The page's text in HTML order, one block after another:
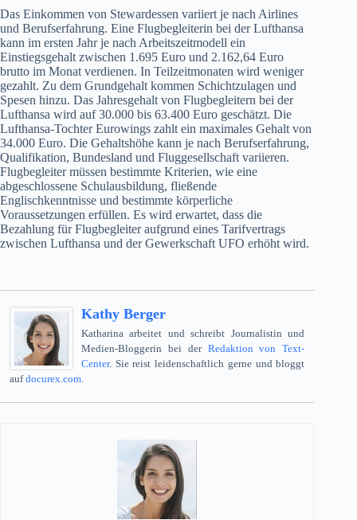
Das Einkommen von Stewardessen variiert je nach Airlines
und Berufserfahrung. Eine Flugbegleiterin bei der Lufthansa
kann im ersten Jahr je nach Arbeitszeitmodell ein
Einstiegsgehalt zwischen 1.695 Euro und 2.162,64 Euro
brutto im Monat verdienen. In Teilzeitmonaten wird weniger
gezahlt. Zu dem Grundgehalt kommen Schichtzulagen und
Spesen hinzu. Das Jahresgehalt von Flugbegleitern bei der
Lufthansa wird auf 30.000 bis 63.400 Euro geschätzt. Die
Lufthansa-Tochter Eurowings zahlt ein maximales Gehalt von
34.000 Euro. Die Gehaltshöhe kann je nach Berufserfahrung,
Qualifikation, Bundesland und Fluggesellschaft variieren.
Flugbegleiter müssen bestimmte Kriterien, wie eine
abgeschlossene Schulausbildung, fließende
Englischkenntnisse und bestimmte körperliche
Voraussetzungen erfüllen. Es wird erwartet, dass die
Bezahlung für Flugbegleiter aufgrund eines Tarifvertrags
zwischen Lufthansa und der Gewerkschaft UFO erhöht wird.
Kathy Berger
Katharina arbeitet und schreibt Journalistin und
Medien-Bloggerin bei der Redaktion von Text-
Center. Sie reist leidenschaftlich gerne und bloggt
aufdocurex.com.